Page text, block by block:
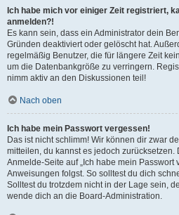
Ich habe mich vor einiger Zeit registriert,
anmelden?!
Es kann sein, dass ein Administrator dein
Gründen deaktiviert oder gelöscht hat.
regelmäßig Benutzer, die für längere Zeit
um die Datenbankgröße zu verringern.
nimm aktiv an den Diskussionen teil!
Nach oben
Ich habe mein Passwort vergessen!
Das ist nicht schlimm! Wir können dir zwar
mitteilen, du kannst es jedoch
Anmelde-Seite auf „Ich habe mein Passwort
Anweisungen folgst. So solltest du dich
Solltest du trotzdem nicht in der Lage sein,
wende dich an die Board-Administration.